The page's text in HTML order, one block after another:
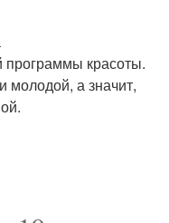
программы красоты.
молодой, а значит,